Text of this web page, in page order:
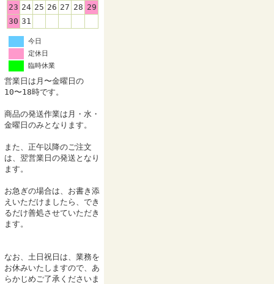
23 24 25 26 27 28 29
30 31
今日
定休日
臨時休業
営業日は月〜金曜日の
10〜18時です。
商品の発送作業は月・水・
金曜日のみとなります。
また、正午以降のご注文
は、翌営業日の発送となり
ます。
お急ぎの場合は、お書き添
えいただけましたら、でき
るだけ善処させていただき
ます。
なお、土日祝日は、業務を
お休みいたしますので、あ
らかじめご了承くださいま